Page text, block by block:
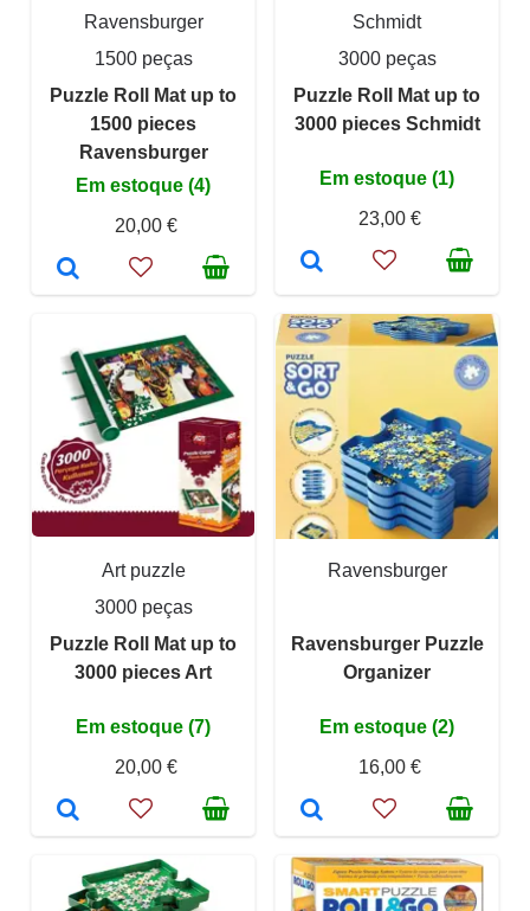
Ravensburger
1500 peças
Puzzle Roll Mat up to
1500 pieces
Ravensburger
Em estoque (4)
20,00 €
Schmidt
3000 peças
Puzzle Roll Mat up to
3000 pieces Schmidt
Em estoque (1)
23,00 €
Art puzzle
3000 peças
Puzzle Roll Mat up to
3000 pieces Art
Em estoque (7)
20,00 €
Ravensburger
Ravensburger Puzzle
Organizer
Em estoque (2)
16,00 €